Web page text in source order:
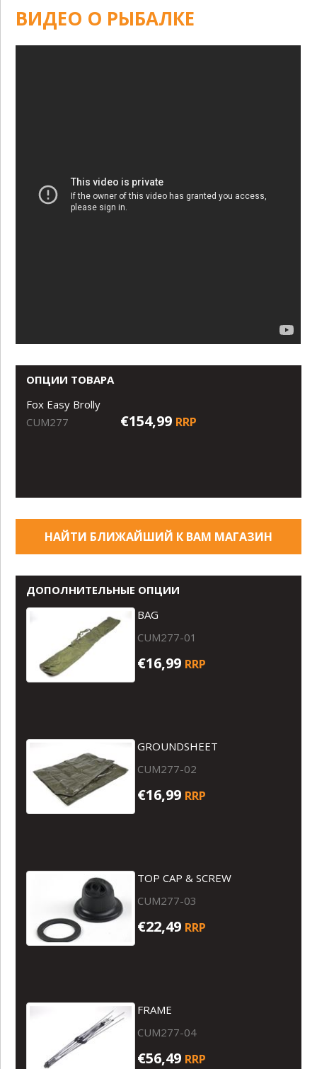
ВИДЕО О РЫБАЛКЕ
ОПЦИИ ТОВАРА
Fox Easy Brolly
CUM277
€154,99 RRP
НАЙТИ БЛИЖАЙШИЙ К ВАМ МАГАЗИН
ДОПОЛНИТЕЛЬНЫЕ ОПЦИИ
BAG
CUM277-01
€16,99 RRP
GROUNDSHEET
CUM277-02
€16,99 RRP
TOP CAP & SCREW
CUM277-03
€22,49 RRP
FRAME
CUM277-04
€56,49 RRP